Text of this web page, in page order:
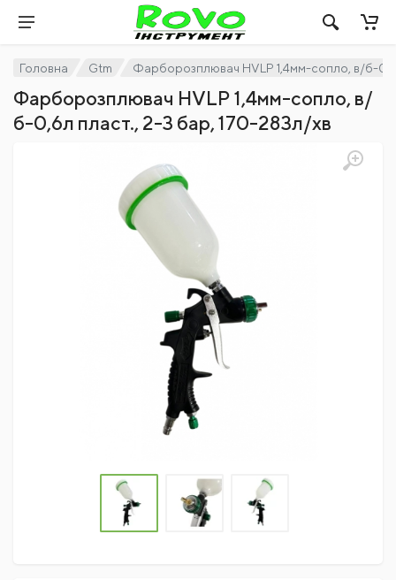
Головна Gtm Фарборозплювач HVLP 1,4мм-сопло, в/б-
Фарборозплювач HVLP 1,4мм-сопло, в/
б-0,6л пласт., 2-3 бар, 170-283л/хв